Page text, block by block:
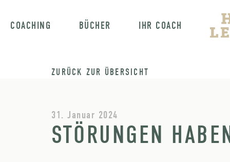
COACHING BÜCHER IHR COACH
ZURÜCK ZUR ÜBERSICHT
31. Januar 2024
STÖRUNGEN